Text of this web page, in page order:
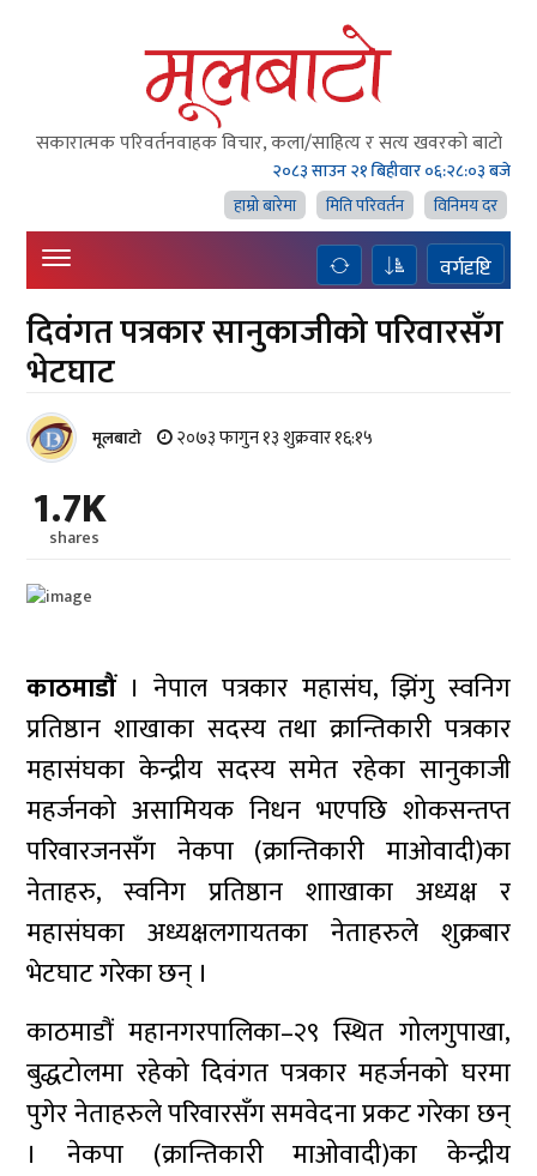
सकारात्मक परिवर्तनवाहक विचार, कला/साहित्य र सत्य खवरको बाटाे
२०८३ साउन २१ बिहीवार०६:२८:०५ बजे
हाम्राे बारेमा
मिति परिवर्तन विनिमय दर
वर्गदृष्टि
दिवंगत पत्रकार सानुकाजीको परिवारसँग
भेटघाट
मूलबाटाे २०७३ फागुन १३ शुक्रवार १६:१५
1.7K
shares
काठमाडौं। नेपाल पत्रकार महासंघ, झिंगु स्वनिग
प्रतिष्ठान शाखाका सदस्य तथा क्रान्तिकारी पत्रकार
महासंघका केन्द्रीय सदस्य समेत रहेका सानुकाजी
महर्जनको असामियक निधन भएपछि शोकसन्तप्त
परिवारजनसँग नेकपा (क्रान्तिकारी माओवादी)का
नेताहरु, स्वनिग प्रतिष्ठान शााखाका अध्यक्ष र
महासंघका अध्यक्षलगायतका नेताहरुले शुक्रबार
भेटघाट गरेका छन् ।
काठमाडौं महानगरपालिका–२९ स्थित गोलगुपाखा,
बुद्धटोलमा रहेको दिवंगत पत्रकार महर्जनको घरमा
पुगेर नेताहरुले परिवारसँग समवेदना प्रकट गरेका छन्
। नेकपा (क्रान्तिकारी माओवादी)का केन्द्रीय